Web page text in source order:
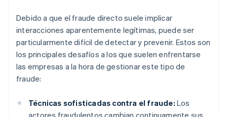
Debido a que el fraude directo suele implicar
interacciones aparentemente legítimas, puede ser
particularmente difícil de detectar y prevenir. Estos son
los principales desafíos a los que suelen enfrentarse
las empresas a la hora de gestionar este tipo de
fraude:
Técnicas sofisticadas contra el fraude: Los